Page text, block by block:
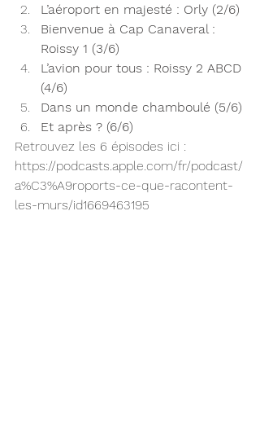
L’aéroport en majesté : Orly (2/6)
Bienvenue à Cap Canaveral :
Roissy 1 (3/6)
L’avion pour tous : Roissy 2 ABCD
(4/6)
Dans un monde chamboulé (5/6)
Et après ? (6/6)
Retrouvez les 6 épisodes ici :
https://podcasts.apple.com/fr/podcast/
a%C3%A9roports-ce-que-racontent-
les-murs/id1669463195